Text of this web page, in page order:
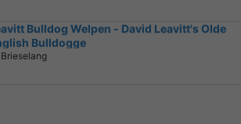
Bulldog Welpen - David Leavitt's Olde
Bulldogge
Brieselang